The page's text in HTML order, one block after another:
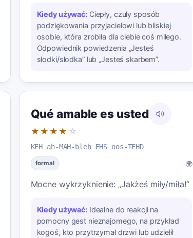
Kiedy używać: Ciepły, czuły sposób
podziękowania przyjacielowi lub bliskiej
osobie, która zrobiła dla ciebie coś miłego.
Odpowiednik powiedzenia „Jesteś
słodki/słodka” lub „Jesteś skarbem”.
Qué amable es usted
★★★★ ☆
KEH ah-MAH-bleh EHS oos-TEHD
formal 🌍
Mocne wykrzyknienie: „Jakżeś miły/miła!”
Kiedy używać: Idealne do reakcji na
pomocny gest nieznajomego, na przykład
kogoś, kto przytrzymał drzwi lub udzielił